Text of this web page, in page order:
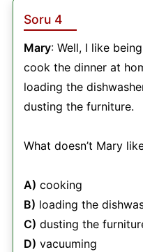
Soru 4
Mary: Well, I like
cook the dinner at
loading the
dusting the furniture.
What doesn’t Mary
A) cooking
B) loading the
C) dusting the
D) vacuuming